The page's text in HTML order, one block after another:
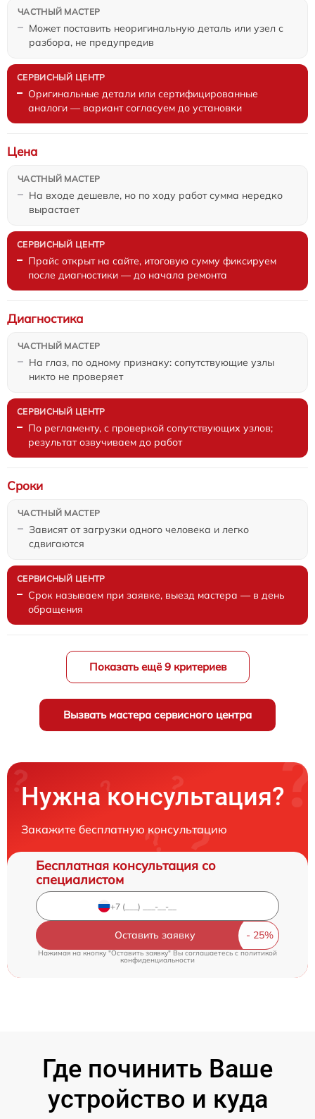
Может поставить неоригинальную деталь или узел с
разбора, не предупредив
Оригинальные детали или сертифицированные
аналоги — вариант согласуем до установки
На входе дешевле, но по ходу работ сумма нередко
вырастает
Цена
Прайс открыт на сайте, итоговую сумму фиксируем
после диагностики — до начала ремонта
На глаз, по одному признаку: сопутствующие узлы
никто не проверяет
Диагностика
По регламенту, с проверкой сопутствующих узлов;
результат озвучиваем до работ
Зависят от загрузки одного человека и легко
сдвигаются
Сроки
Срок называем при заявке, выезд мастера — в день
обращения
Показать ещё 9 критериев
Вызвать мастера сервисного центра
Нужна консультация?
Закажите бесплатную консультацию
Бесплатная консультация со
специалистом
Оставить заявку
Нажимая на кнопку "Оставить заявку" Вы соглашаетесь c политикой
конфиденциальности
Где починить Ваше
устройство и куда